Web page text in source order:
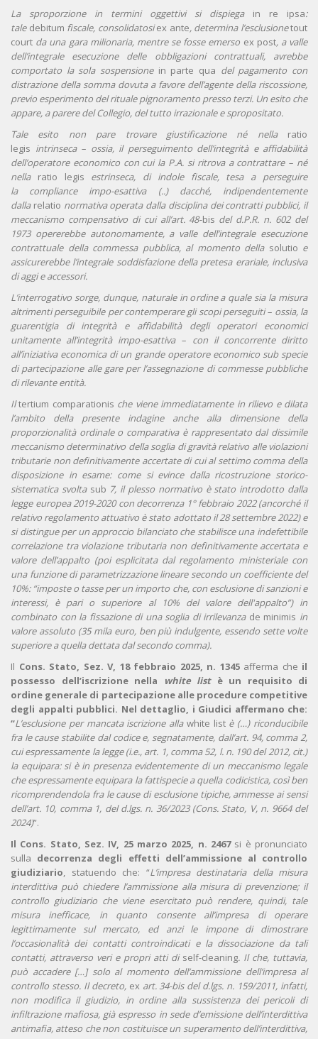
La sproporzione in termini oggettivi si dispiega in re ipsa:
tale debitum fiscale, consolidatosiex ante, determina l’esclusionetout
court da una gara milionaria, mentre se fosse emerso ex post, a valle
dell’integrale esecuzione delle obbligazioni contrattuali, avrebbe
comportato la sola sospensionein parte qua del pagamento con
distrazione della somma dovuta a favore dell’agente della riscossione,
previo esperimento del rituale pignoramento presso terzi. Un esito che
appare, a parere del Collegio, del tutto irrazionale e spropositato.
Tale esito non pare trovare giustificazione né nella ratio
legis intrinseca – ossia, il perseguimento dell’integrità e affidabilità
dell’operatore economico con cui la P.A. si ritrova a contrattare – né
nella ratio legis estrinseca, di indole fiscale, tesa a perseguire
la compliance impo-esattiva (..) dacché, indipendentemente
dalla relatio normativa operata dalla disciplina dei contratti pubblici, il
meccanismo compensativo di cui all’art. 48-bis del d.P.R. n. 602 del
1973 opererebbe autonomamente, a valle dell’integrale esecuzione
contrattuale della commessa pubblica, al momento dellasolutio e
assicurerebbe l’integrale soddisfazione della pretesa erariale, inclusiva
di aggi e accessori.
L’interrogativo sorge, dunque, naturale in ordine a quale sia la misura
altrimenti perseguibile per contemperare gli scopi perseguiti – ossia, la
guarentigia di integrità e affidabilità degli operatori economici
unitamente all’integrità impo-esattiva – con il concorrente diritto
all’iniziativa economica di un grande operatore economico sub specie
di partecipazione alle gare per l’assegnazione di commesse pubbliche
di rilevante entità.
Iltertium comparationis che viene immediatamente in rilievo e dilata
l’ambito della presente indagine anche alla dimensione della
proporzionalità ordinale o comparativa è rappresentato dal dissimile
meccanismo determinativo della soglia di gravità relativo alle violazioni
tributarie non definitivamente accertate di cui al settimo comma della
disposizione in esame: come si evince dalla ricostruzione storico-
sistematica svolta sub 7, il plesso normativo è stato introdotto dalla
legge europea 2019-2020 con decorrenza 1° febbraio 2022 (ancorché il
relativo regolamento attuativo è stato adottato il 28 settembre 2022) e
si distingue per un approccio bilanciato che stabilisce una indefettibile
correlazione tra violazione tributaria non definitivamente accertata e
valore dell’appalto (poi esplicitata dal regolamento ministeriale con
una funzione di parametrizzazione lineare secondo un coefficiente del
10%: “imposte o tasse per un importo che, con esclusione di sanzioni e
interessi, è pari o superiore al 10% del valore dell'appalto”) in
combinato con la fissazione di una soglia di irrilevanza de minimis in
valore assoluto (35 mila euro, ben più indulgente, essendo sette volte
superiore a quella dettata dal secondo comma).
Il Cons. Stato, Sez. V, 18 febbraio 2025, n. 1345 afferma che il
possesso dell’iscrizione nella
white listè un requisito di
ordine generale di partecipazione alle procedure competitive
degli appalti pubblici. Nel dettaglio, i Giudici affermano che:
“L’esclusione per mancata iscrizione alla white listè (…) riconducibile
fra le cause stabilite dal codice e, segnatamente, dall’art. 94, comma 2,
cui espressamente la legge (i.e., art. 1, comma 52, l. n. 190 del 2012, cit.)
la equipara: si è in presenza evidentemente di un meccanismo legale
che espressamente equipara la fattispecie a quella codicistica, così ben
ricomprendendola fra le cause di esclusione tipiche, ammesse ai sensi
dell’art. 10, comma 1, del d.lgs. n. 36/2023 (Cons. Stato, V, n. 9664 del
2024)”.
Il Cons. Stato, Sez. IV, 25 marzo 2025, n. 2467si è pronunciato
sulla decorrenza degli effetti dell’ammissione al controllo
giudiziario, statuendo che: “L’impresa destinataria della misura
interdittiva può chiedere l’ammissione alla misura di prevenzione; il
controllo giudiziario che viene esercitato può rendere, quindi, tale
misura inefficace, in quanto consente all’impresa di operare
legittimamente sul mercato, ed anzi le impone di dimostrare
l’occasionalità dei contatti controindicati e la dissociazione da tali
contatti, attraverso veri e propri atti di self-cleaning. Il che, tuttavia,
può accadere […] solo al momento dell’ammissione dell’impresa al
controllo stesso. Il decreto,exart. 34-bis del d.lgs. n. 159/2011, infatti,
non modifica il giudizio, in ordine alla sussistenza dei pericoli di
infiltrazione mafiosa, già espresso in sede d’emissione dell’interdittiva
antimafia, atteso che non costituisce un superamento dell’interdittiva,